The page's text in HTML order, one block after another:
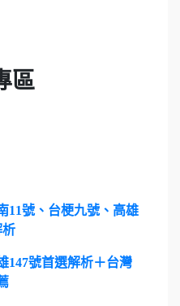
區
11號、台梗九號、高雄
析
147號首選解析＋台灣